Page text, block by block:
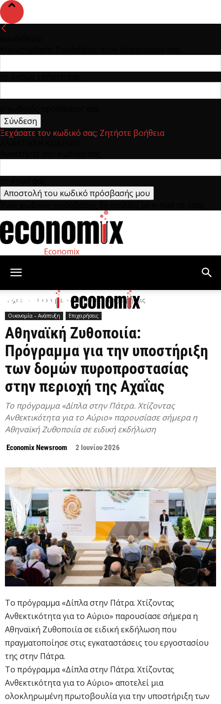
Ξεχάσατε τον κωδικό σας; Ζητήστε βοήθεια
Economix
Αρχική Οικονομία – Ανάπτυξη Επιχειρήσεις
Οικονομία – Ανάπτυξη Επιχειρήσεις
Αθηναϊκή Ζυθοποιία:
Πρόγραμμα για την υποστήριξη
των δομών πυροπροστασίας
στην περιοχή της Αχαΐας
Το πρόγραμμα «Δίπλα στην Πάτρα. Χτίζοντας
Ανθεκτικότητα για το Αύριο» παρουσίασε σήμερα η
Αθηναϊκή Ζυθοποιία σε ειδική εκδήλωση
Economix Newsroom 2 Ιουνίου 2026
Το πρόγραμμα «Δίπλα στην Πάτρα. Χτίζοντας
Ανθεκτικότητα για το Αύριο» παρουσίασε σήμερα η
Αθηναϊκή Ζυθοποιία σε ειδική εκδήλωση που
πραγματοποίησε στις εγκαταστάσεις του εργοστασίου
της στην Πάτρα.
Το πρόγραμμα «Δίπλα στην Πάτρα. Χτίζοντας
Ανθεκτικότητα για το Αύριο» αποτελεί μια
ολοκληρωμένη πρωτοβουλία για την υποστήριξη των